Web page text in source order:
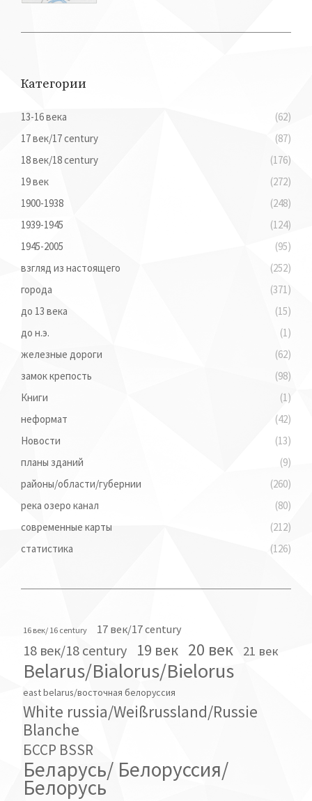
Категории
13-16 века
(62)
17 век/17 century
(87)
18 век/18 century
(176)
19 век
(272)
1900-1938
(248)
1939-1945
(124)
1945-2005
(95)
взгляд из настоящего
(252)
города
(371)
до 13 века
(15)
до н.э.
(1)
железные дороги
(62)
замок крепость
(98)
Книги
(1)
неформат
(42)
Новости
(13)
планы зданий
(9)
районы/области/губернии
(260)
река озеро канал
(80)
современные карты
(212)
статистика
(126)
16 век/ 16 century 17 век/17 century
18 век/18 century 19 век 20 век 21 век
Belarus/Bialorus/Bielorus
east belarus/восточная белоруссия
White russia/Weißrussland/Russie
Blanche
БССР BSSR
Беларусь/ Белоруссия/
Белорусь